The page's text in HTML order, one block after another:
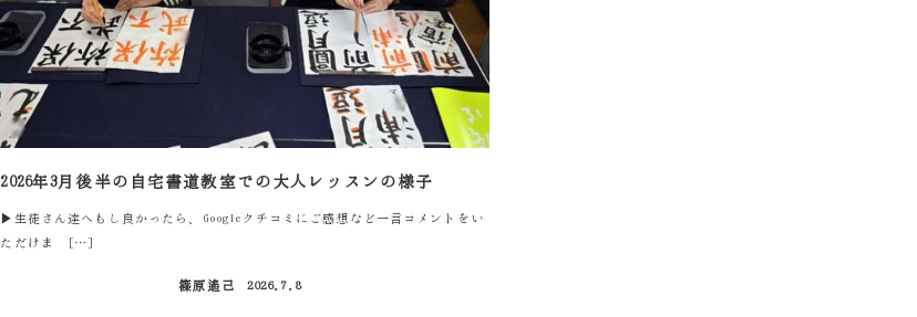
2026年3月後半の自宅書道教室での大人レッスンの様子
▶生徒さん達へもし良かったら、Googleクチコミにご感想など一言コメントをい
ただけま […]
篠原遙己
2026.7.8